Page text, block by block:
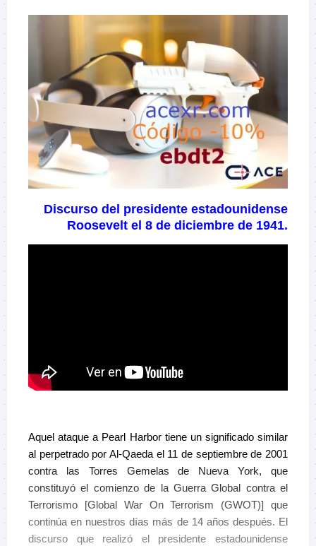
Discurso del presidente estadounidense
Roosevelt el 8 de diciembre de 1941.
Aquel ataque a Pearl Harbor tiene un significado similar
al perpetrado por Al-Qaeda el 11 de septiembre de 2001
contra las Torres Gemelas de Nueva York, que
constituyó el comienzo de la Guerra Global contra el
Terrorismo [Global War On Terrorism (GWOT)] que
continúa en nuestros días más de 14 años después. El
discurso que realizó el presidente estadounidense